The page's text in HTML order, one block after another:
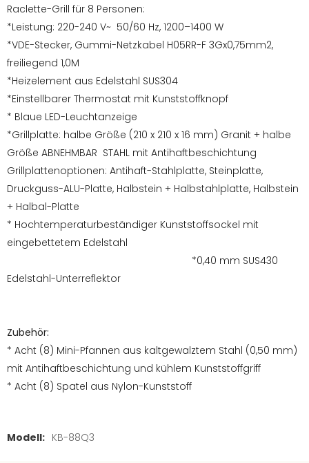
Raclette-Grill für 8 Personen:
*Leistung: 220-240 V~ 50/60 Hz, 1200–1400 W
*VDE-Stecker, Gummi-Netzkabel H05RR-F 3Gx0,75mm2,
freiliegend 1,0M
*Heizelement aus Edelstahl SUS304
*Einstellbarer Thermostat mit Kunststoffknopf
* Blaue LED-Leuchtanzeige
*Grillplatte: halbe Größe (210 x 210 x 16 mm) Granit + halbe
Größe ABNEHMBAR STAHL mit Antihaftbeschichtung
Grillplattenoptionen: Antihaft-Stahlplatte, Steinplatte,
Druckguss-ALU-Platte, Halbstein + Halbstahlplatte, Halbstein
+ Halbal-Platte
* Hochtemperaturbeständiger Kunststoffsockel mit
eingebettetem Edelstahl
*0,40 mm SUS430
Edelstahl-Unterreflektor
Zubehör:
* Acht (8) Mini-Pfannen aus kaltgewalztem Stahl (0,50 mm)
mit Antihaftbeschichtung und kühlem Kunststoffgriff
* Acht (8) Spatel aus Nylon-Kunststoff
Modell: KB-88Q3